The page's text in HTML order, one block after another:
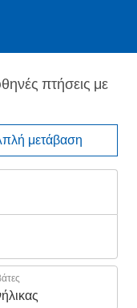
πτήσεις με
μετάβαση